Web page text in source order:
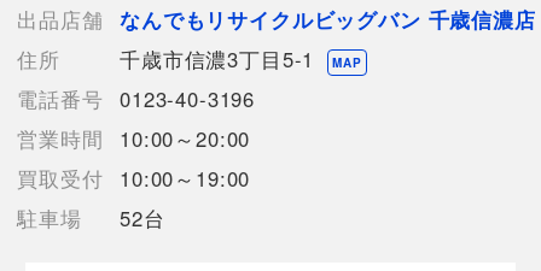
【小銭入れ】1箇所
【内ポケット】
オープンポケット x 4
【付属品】なし
【ランク】Cランク
使用感やキズや汚れ等が目立つ中古品
【詳細備考】
使用に伴う細かい擦り傷がございます。
出品店舗
なんでもリサイクルビッグバン 千歳信濃店
住所
千歳市信濃3丁目5-1 MAP
電話番号 0123-40-3196
営業時間
10:00～20:00
買取受付
10:00～19:00
駐車場
52台